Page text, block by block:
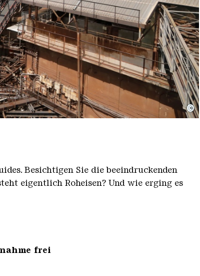
©
Besichtigen Sie die beeindruckenden
eigentlich Roheisen? Und wie erging es
frei